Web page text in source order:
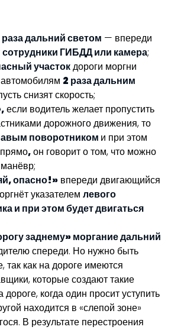
раза дальний светом — впереди
сотрудники ГИБДД или камера;
участокдороги моргни
2 раза дальним
снизят скорость;
если водитель желает пропустить
дорожного движения, то
поворотником и при этом
,он говорит о том, что можно
опасно!» впереди двигающийся
указателем левого
и при этом будет двигаться
заднему» моргание дальний
спереди. Но нужно быть
так как на дороге имеются
которые создают такие
дороге, когда один просит уступить
находится в «слепой зоне»
В результате перестроения